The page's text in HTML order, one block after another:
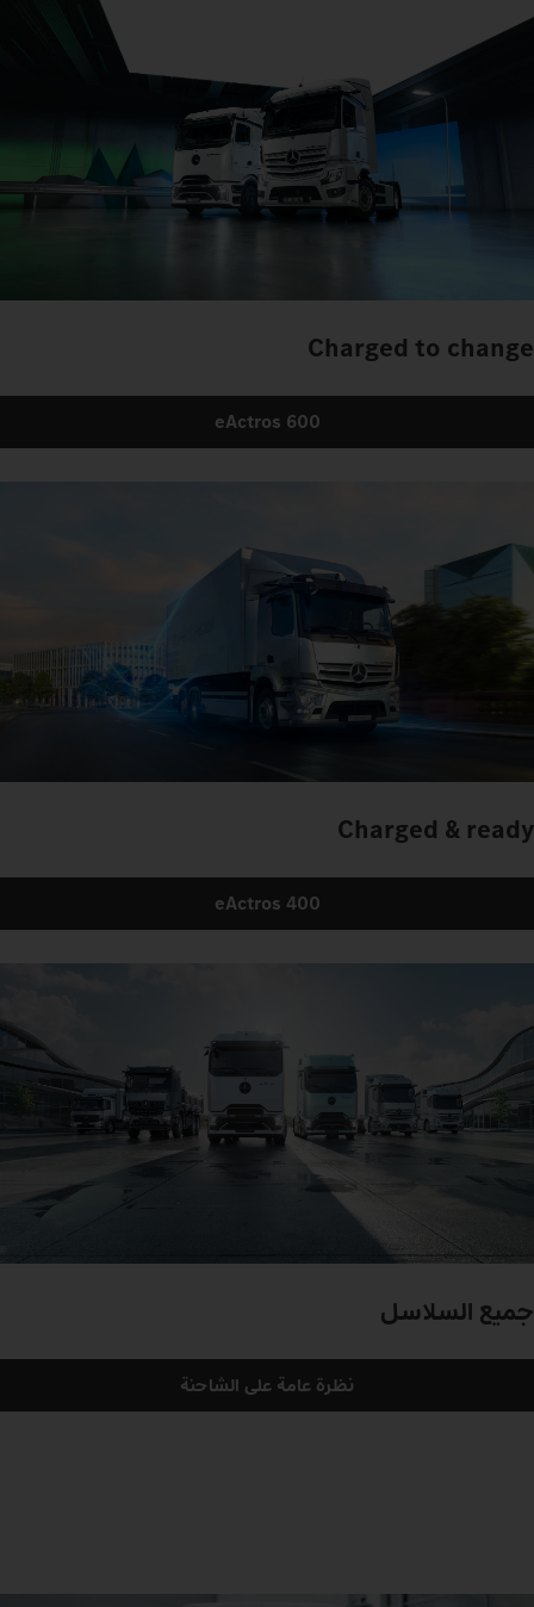
Charged to change
eActros 600
Charged & ready
eActros 400
جميع السلاسل
نظرة عامة على الشاحنة